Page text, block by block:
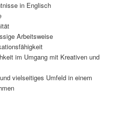
in Englisch
Arbeitsweise
im Umgang mit Kreativen und
vielseitiges Umfeld in einem